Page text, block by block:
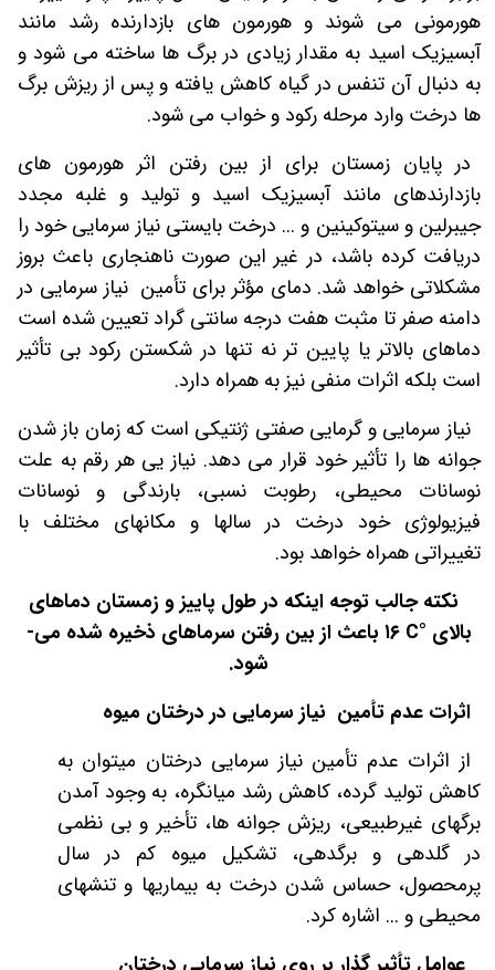
هورمونی می­ شوند و هورمون های بازدارنده رشد مانند
آبسیزیک اسید به مقدار زیادی در برگ ها ساخته می شود و
به دنبال آن تنفس در گیاه کاهش یافته و پس از ریزش برگ
ها درخت وارد مرحله رکود و خواب می شود.
در پایان زمستان برای از بین رفتن اثر هورمون های
بازدارنده­ای مانند آبسیزیک اسید و تولید و غلبه مجدد
جیبرلین و سیتوکینین و ... درخت بایستی نیاز سرمایی خود را
دریافت کرده باشد، در غیر این صورت ناهنجاری باعث بروز
مشکلاتی خواهد شد. دمای مؤثر برای تأمین نیاز سرمایی در
دامنه صفر تا مثبت هفت درجه سانتی گراد تعیین شده است
دماهای بالاتر یا پایین تر نه تنها در شکستن رکود بی تأثیر
است بلکه اثرات منفی نیز به همراه دارد.
نیاز سرمایی و گرمایی صفتی ژنتیکی است که زمان باز شدن
جوانه ها را تأثیر خود قرار می دهد. نیاز یی هر رقم به علت
نوسانات محیطی، رطوبت نسبی، بارندگی و نوسانات
فیزیولوژی خود درخت در سالها و مکانهای مختلف با
تغییراتی همراه خواهد بود.
نکته جالب توجه اینکه در طول پاییز و زمستان دماهای
بالای °
C ۱۶باعث از بین رفتن سرماهای ذخیره شده می­
شود.
اثرات عدم تأمین نیاز سرمایی در درختان میوه
از اثرات عدم تأمین نیاز سرمایی درختان می­توان به
کاهش تولید گرده، کاهش رشد میانگره، به وجود آمدن
برگ­های غیرطبیعی، ریزش جوانه­ ها، تأخیر و بی نظمی
در گلدهی و برگدهی، تشکیل میوه کم در سال
پرمحصول، حساس­ شدن درخت به بیماری­ها و تنش­های
محیطی و ... اشاره کرد.